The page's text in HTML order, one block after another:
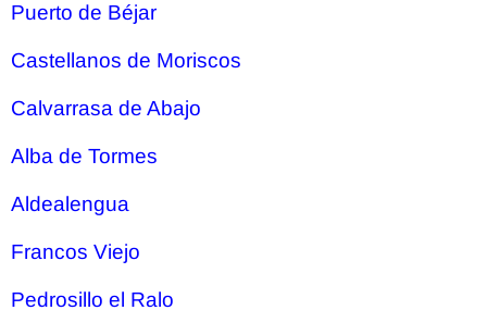
Puerto de Béjar
Castellanos de Moriscos
Calvarrasa de Abajo
Alba de Tormes
Aldealengua
Francos Viejo
Pedrosillo el Ralo